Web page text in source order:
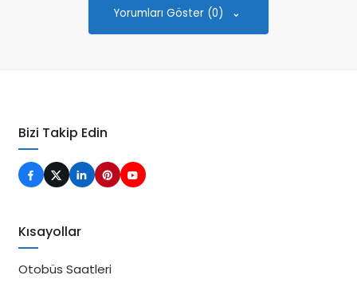
Yorumları Göster (0)
Bizi Takip Edin
Kısayollar
Otobüs Saatleri